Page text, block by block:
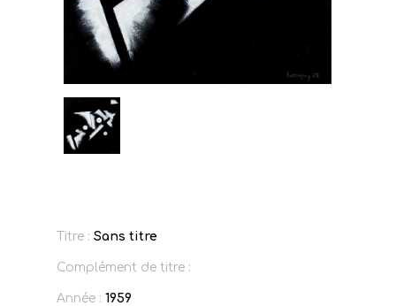
Titre : Sans titre
Complément de titre :
Année : 1959